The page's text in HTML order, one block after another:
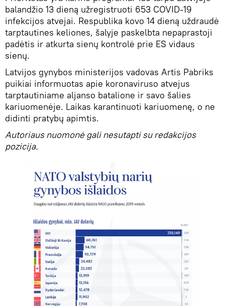
balandžio 13 dieną užregistruoti 653 COVID-19
infekcijos atvejai. Respublika kovo 14 dieną uždraudė
tarptautines keliones, šalyje paskelbta nepaprastoji
padėtis ir atkurta sienų kontrolė prie ES vidaus
sienų.
Latvijos gynybos ministerijos vadovas Artis Pabriks
puikiai informuotas apie koronaviruso atvejus
tarptautiniame aljanso batalione ir savo šalies
kariuomenėje. Laikas karantinuoti kariuomenę, o ne
didinti pratybų apimtis.
Autoriaus nuomonė gali nesutapti su redakcijos
pozicija.